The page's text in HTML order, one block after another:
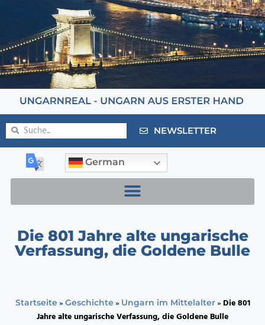
NEWSLETTER
German
Die 801 Jahre alte ungarische
Verfassung, die Goldene Bulle
Startseite » Geschichte » Ungarn im Mittelalter»Die 801
Jahre alte ungarische Verfassung, die Goldene Bulle